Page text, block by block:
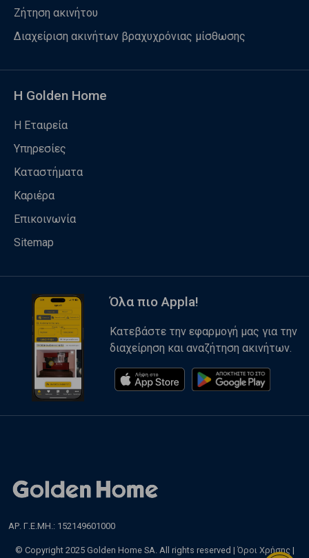
Ζήτηση ακινήτου
Διαχείριση ακινήτων βραχυχρόνιας μίσθωσης
Η Golden Home
Η Εταιρεία
Υπηρεσίες
Καταστήματα
Καριέρα
Επικοινωνία
Sitemap
Όλα πιο Appla!
Κατεβάστε την εφαρμογή μας για την
διαχείρηση και αναζήτηση ακινήτων.
ΑΡ. Γ.Ε.ΜΗ.: 152149601000
© Copyright 2025 Golden Home SA. All rights reserved | Όροι Χρήσης |